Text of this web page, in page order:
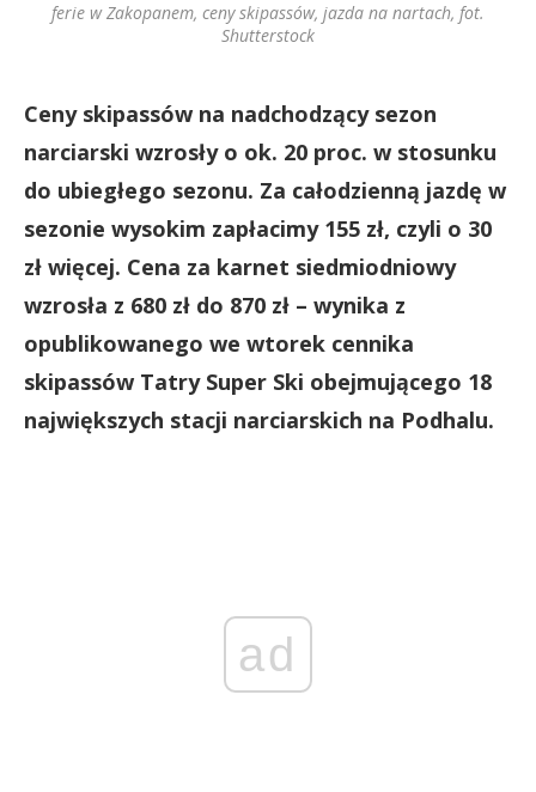
ferie w Zakopanem, ceny skipassów, jazda na nartach, fot.
Shutterstock
Ceny skipassów na nadchodzący sezon
narciarski wzrosły o ok. 20 proc. w stosunku
do ubiegłego sezonu. Za całodzienną jazdę w
sezonie wysokim zapłacimy 155 zł, czyli o 30
zł więcej. Cena za karnet siedmiodniowy
wzrosła z 680 zł do 870 zł – wynika z
opublikowanego we wtorek cennika
skipassów Tatry Super Ski obejmującego 18
największych stacji narciarskich na Podhalu.
ad